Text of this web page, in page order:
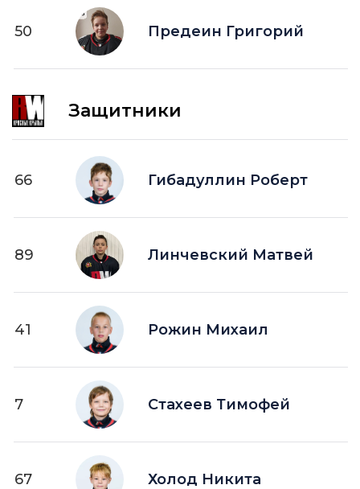
шайба забитая в пустые ворота
50 Предеин Григорий
Защитники
66 Гибадуллин Роберт
89 Линчевский Матвей
41 Рожин Михаил
7 Стахеев Тимофей
67 Холод Никита